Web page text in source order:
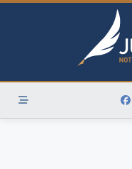
Skip